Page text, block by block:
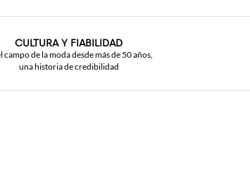
CULTURA Y FIABILIDAD
campo de la moda desde más de 50 años,
una historia de credibilidad